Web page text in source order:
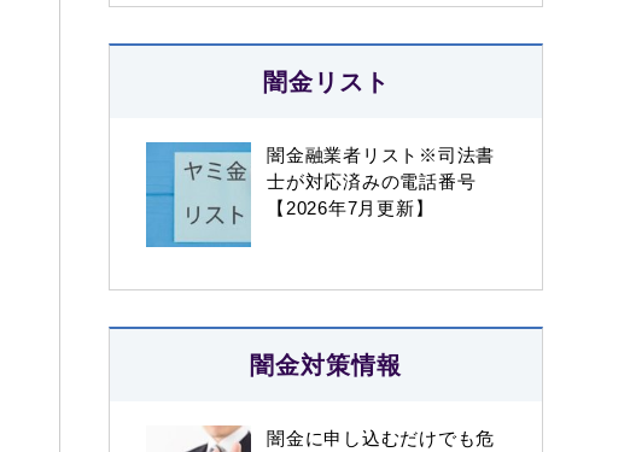
闇金リスト
闇金融業者リスト※司法書
士が対応済みの電話番号
【2026年7月更新】
闇金対策情報
闇金に申し込むだけでも危